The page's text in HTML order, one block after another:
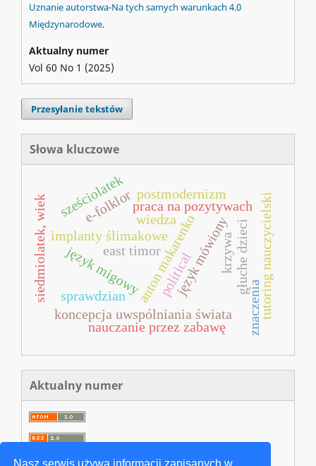
Nasz serwis używa informacji zapisanych w
Uznanie autorstwa-Na tych samych warunkach 4.0
Międzynarodowe.
Aktualny numer
Vol 60 No 1 (2025)
Przesyłanie tekstów
Słowa kluczowe
anton makarenko
praca na pozytywach
koncepcja uwspólniania świata
implanty ślimakowe język mówiony
język migowy głuche dzieci
e-folklor tutoring nauczycielski
siedmiolatek, wiek sześciolatek
sprawdzian
wiedza
krzywa
postmodernizm
znaczenia
nauczanie przez zabawę
east timorpolitical
Aktualny numer